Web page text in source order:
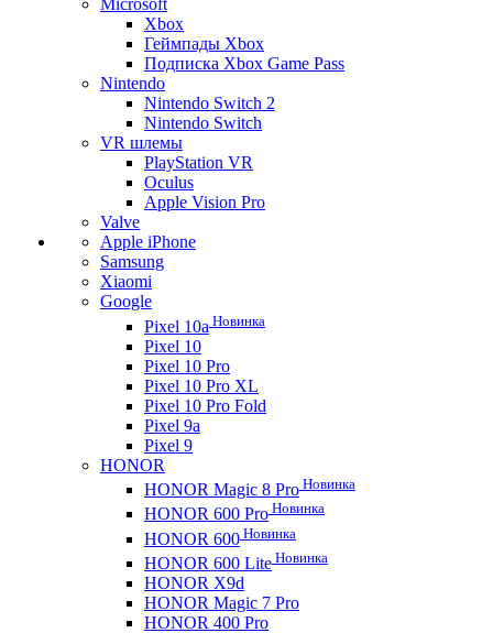
Microsoft
Xbox
Геймпады Xbox
Подписка Xbox Game Pass
Nintendo
Nintendo Switch 2
Nintendo Switch
VR шлемы
PlayStation VR
Oculus
Apple Vision Pro
Valve
Apple iPhone
Samsung
Xiaomi
Google
Pixel 10a Новинка
Pixel 10
Pixel 10 Pro
Pixel 10 Pro XL
Pixel 10 Pro Fold
Pixel 9a
Pixel 9
HONOR
HONOR Magic 8 Pro Новинка
HONOR 600 Pro Новинка
HONOR 600 Новинка
HONOR 600 Lite Новинка
HONOR X9d
HONOR Magic 7 Pro
HONOR 400 Pro